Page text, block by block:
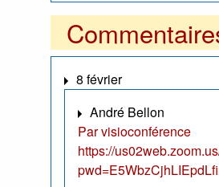
8 février
André Bellon
Par visioconférence
https://